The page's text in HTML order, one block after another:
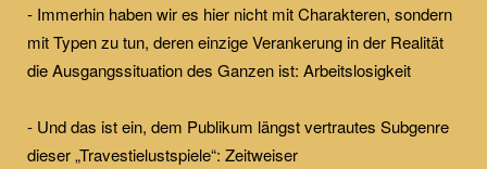
- Immerhin haben wir es hier nicht mit Charakteren, sondern
mit Typen zu tun, deren einzige Verankerung in der Realität
die Ausgangssituation des Ganzen ist: Arbeitslosigkeit
- Und das ist ein, dem Publikum längst vertrautes Subgenre
dieser „Travestielustspiele“: Zeitweiser